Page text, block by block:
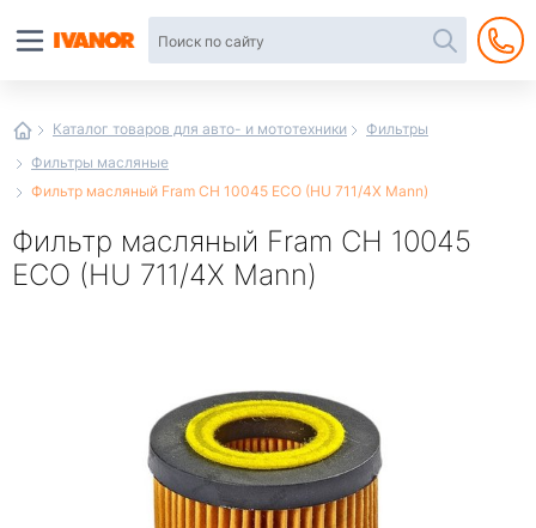
Каталог товаров для авто- и мототехники
Фильтры
Фильтры масляные
Фильтр масляный Fram CH 10045 ECO (HU 711/4X Mann)
Фильтр масляный Fram CH 10045
ECO (HU 711/4X Mann)
интернет-